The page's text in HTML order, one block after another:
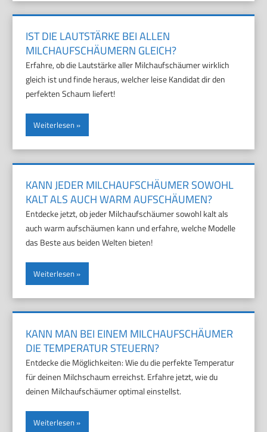
IST DIE LAUTSTÄRKE BEI ALLEN
MILCHAUFSCHÄUMERN GLEICH?
Erfahre, ob die Lautstärke aller Milchaufschäumer wirklich
gleich ist und finde heraus, welcher leise Kandidat dir den
perfekten Schaum liefert!
Weiterlesen
KANN JEDER MILCHAUFSCHÄUMER SOWOHL
KALT ALS AUCH WARM AUFSCHÄUMEN?
Entdecke jetzt, ob jeder Milchaufschäumer sowohl kalt als
auch warm aufschäumen kann und erfahre, welche Modelle
das Beste aus beiden Welten bieten!
Weiterlesen
KANN MAN BEI EINEM MILCHAUFSCHÄUMER
DIE TEMPERATUR STEUERN?
Entdecke die Möglichkeiten: Wie du die perfekte Temperatur
für deinen Milchschaum erreichst. Erfahre jetzt, wie du
deinen Milchaufschäumer optimal einstellst.
Weiterlesen